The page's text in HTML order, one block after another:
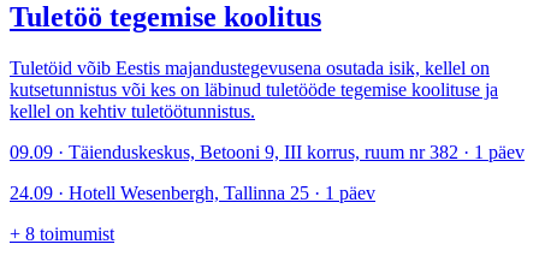
Tuletöö tegemise koolitus
Tuletöid võib Eestis majandustegevusena osutada isik, kellel on
kutsetunnistus või kes on läbinud tuletööde tegemise koolituse ja
kellel on kehtiv tuletöötunnistus.
09.09 · Täienduskeskus, Betooni 9, III korrus, ruum nr 382 · 1 päev
24.09 · Hotell Wesenbergh, Tallinna 25 · 1 päev
+ 8 toimumist